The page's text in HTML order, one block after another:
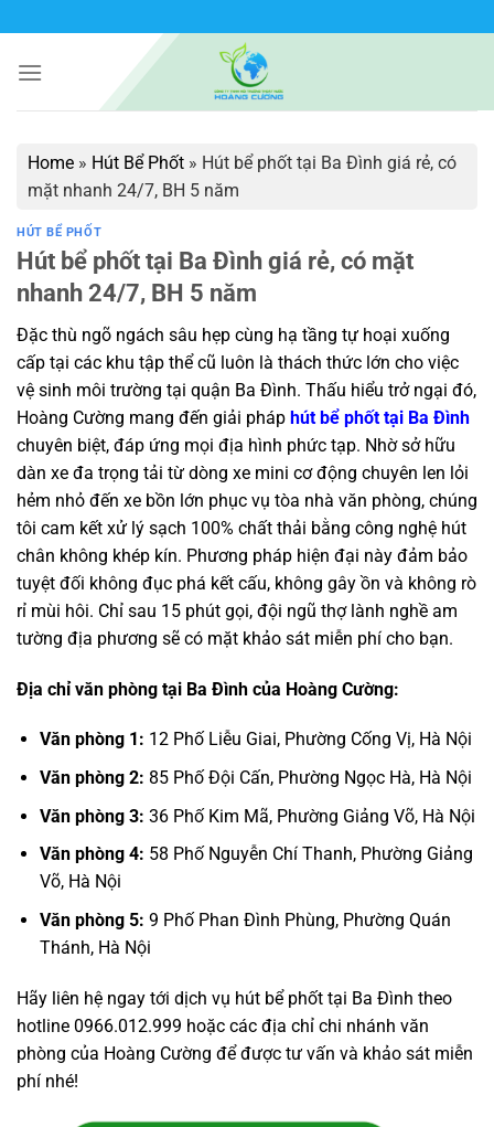
qua
nội
Home » Hút Bể Phốt » Hút bể phốt tại Ba Đình giá rẻ, có
mặt nhanh 24/7, BH 5 năm
HÚT BỂ PHỐT
Hút bể phốt tại Ba Đình giá rẻ, có mặt
nhanh 24/7, BH 5 năm
Đặc thù ngõ ngách sâu hẹp cùng hạ tầng tự hoại xuống
cấp tại các khu tập thể cũ luôn là thách thức lớn cho việc
vệ sinh môi trường tại quận Ba Đình. Thấu hiểu trở ngại đó,
Hoàng Cường mang đến giải pháp hút bể phốt tại Ba Đình
chuyên biệt, đáp ứng mọi địa hình phức tạp. Nhờ sở hữu
dàn xe đa trọng tải từ dòng xe mini cơ động chuyên len lỏi
hẻm nhỏ đến xe bồn lớn phục vụ tòa nhà văn phòng, chúng
tôi cam kết xử lý sạch 100% chất thải bằng công nghệ hút
chân không khép kín. Phương pháp hiện đại này đảm bảo
tuyệt đối không đục phá kết cấu, không gây ồn và không rò
rỉ mùi hôi. Chỉ sau 15 phút gọi, đội ngũ thợ lành nghề am
tường địa phương sẽ có mặt khảo sát miễn phí cho bạn.
Địa chỉ văn phòng tại Ba Đình của Hoàng Cường:
Văn phòng 1: 12 Phố Liễu Giai, Phường Cống Vị, Hà Nội
Văn phòng 2: 85 Phố Đội Cấn, Phường Ngọc Hà, Hà Nội
Văn phòng 3: 36 Phố Kim Mã, Phường Giảng Võ, Hà Nội
Văn phòng 4: 58 Phố Nguyễn Chí Thanh, Phường Giảng
Võ, Hà Nội
Văn phòng 5: 9 Phố Phan Đình Phùng, Phường Quán
Thánh, Hà Nội
Hãy liên hệ ngay tới dịch vụ hút bể phốt tại Ba Đình theo
hotline 0966.012.999 hoặc các địa chỉ chi nhánh văn
phòng của Hoàng Cường để được tư vấn và khảo sát miễn
phí nhé!